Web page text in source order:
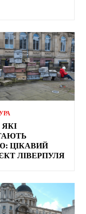
ЯКІ
ЦІКАВИЙ
ЛІВЕРПУЛЯ